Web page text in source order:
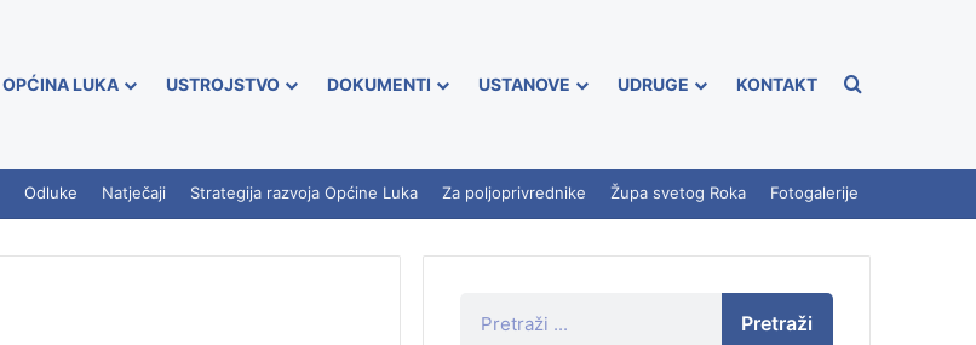
OPĆINA LUKA USTROJSTVO DOKUMENTI USTANOVE UDRUGE KONTAKT
Odluke Natječaji Strategija razvoja Općine Luka Za poljoprivrednike Župa svetog Roka Fotogalerije
Pretraži